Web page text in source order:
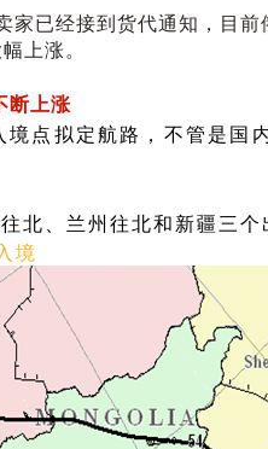
家已经接到货代通知，目
上涨。
断上涨
点拟定航路，不管是国
北、兰州往北和新疆三个
境